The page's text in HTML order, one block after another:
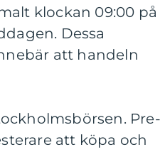
klockan 09:00 på
Dessa
att handeln
Pre-
att köpa och